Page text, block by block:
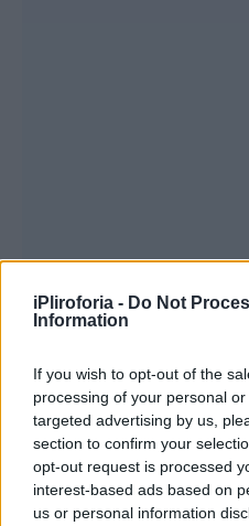
iPliroforia - Do Not
Information
If you wish to opt-out of the
processing of your personal
targeted advertising by us,
section to confirm your
opt-out request is processed
interest-based ads based on
us or personal information
Συνεντεύξεις 18/
Δήμητρα
αλήθεια»